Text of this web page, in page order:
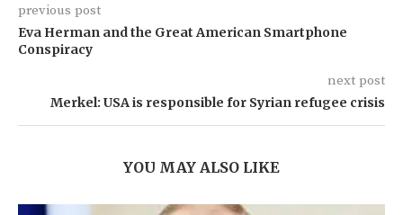
previous post
Eva Herman and the Great American Smartphone
Conspiracy
next post
Merkel: USA is responsible for Syrian refugee crisis
YOU MAY ALSO LIKE